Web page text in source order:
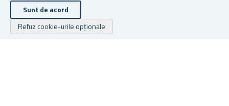
Sunt de acord
Refuz cookie-urile opționale